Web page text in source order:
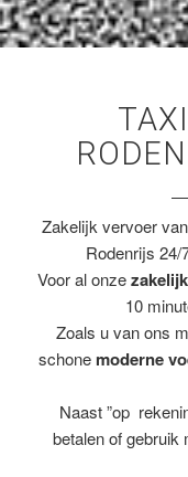
Zakelijk vervoer
Rodenrijs 24/
Voor al onze
10
Zoals u van ons
schone moderne
Naast ”op
betalen of gebruik